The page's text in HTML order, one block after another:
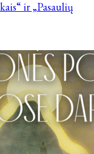
ir „Pasaulių